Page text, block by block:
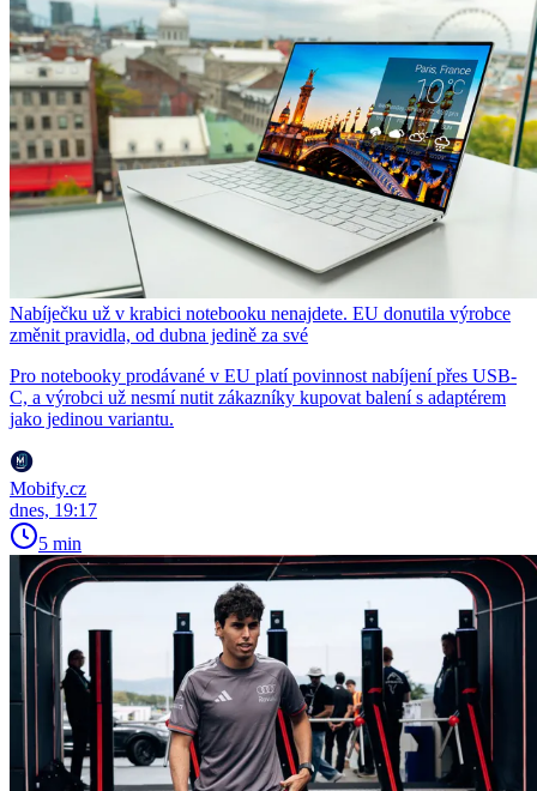
Nabíječku už v krabici notebooku nenajdete. EU donutila výrobce
změnit pravidla, od dubna jedině za své
Pro notebooky prodávané v EU platí povinnost nabíjení přes USB-
C, a výrobci už nesmí nutit zákazníky kupovat balení s adaptérem
jako jedinou variantu.
Mobify.cz
dnes, 19:17
5 min